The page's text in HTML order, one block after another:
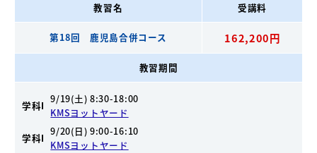
教習名 受講料
第18回 鹿児島合併コース 162,200円
教習期間
学科I
9/19(土) 8:30-18:00
KMSヨットヤード
学科I
9/20(日) 9:00-16:10
KMSヨットヤード